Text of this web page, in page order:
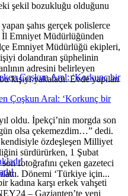
şekil bozukluğu olduğunu
şahıs gerçek polislerce
Emniyet Müdürlüğünden
Emniyet Müdürlüğü ekipleri,
dolandıran şüphelinin
adresini belirleyen
kişiyi yakaladı. Evde yapılan
Çoşkun Aral: ‘Korkunç bir
oldu. İpekçi’nin morgda son
olsa çekemezdim…” dedi.
özdeşleşen Milliyet
sürdürürken, 1 Şubat
fotoğrafını çeken gazeteci
Dönemi ‘Türkiye için...
kadına karşı erkek vahşeti
– Gaziantep’te yeni